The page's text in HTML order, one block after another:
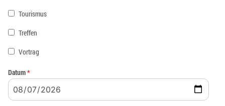
Tourismus
Treffen
Vortrag
Datum*